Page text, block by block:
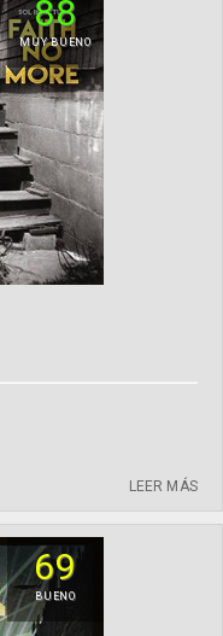
88
MUY BUENO
LEER MÁS
69
BUENO